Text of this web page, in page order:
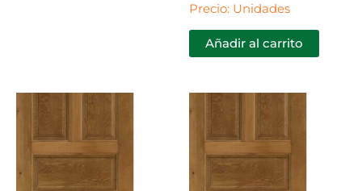
Precio: Unidades
Añadir al carrito